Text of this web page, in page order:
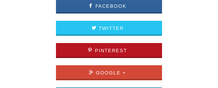
FACEBOOK
TWITTER
PINTEREST
GOOGLE +